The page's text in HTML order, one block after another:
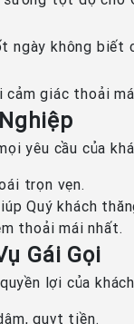
ngày không biết
giác thoải
yêu cầu của
trọn vẹn.
Quý khách
thoải mái nhất.
Gái Gọi
lợi của
quỵt tiền.